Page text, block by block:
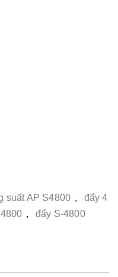
suất AP S4800 ,
đẩy 4
, đẩy S-4800